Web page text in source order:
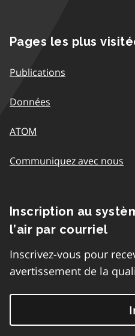
Pages les plus
Publications
Données
ATOM
Communiquez avec nous
Inscription au
l’air par courriel
Inscrivez-vous pour
avertissement de la